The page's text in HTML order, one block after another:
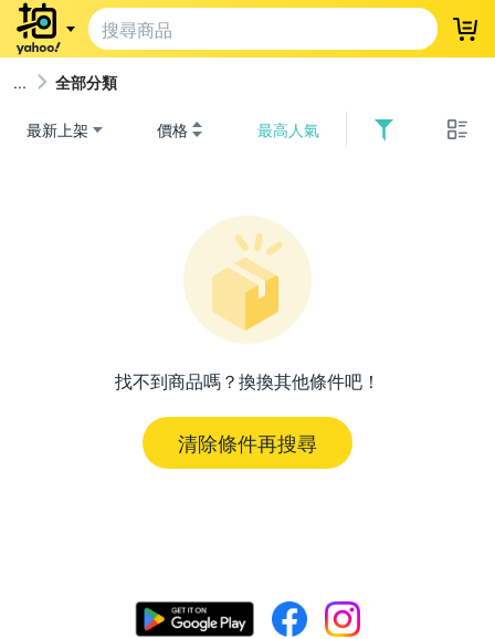
登
全部分類
最新上架 價格 最高人氣
找不到商品嗎？換換其他條件吧！
清除條件再搜尋